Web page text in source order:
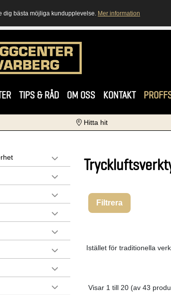
dig bästa möjliga kundupplevelse. Mer information
TIPS & RÅD OM OSS KONTAKT
Hitta hit
Filtrera
Istället för traditionella
Visar 1 till 20 (av 43